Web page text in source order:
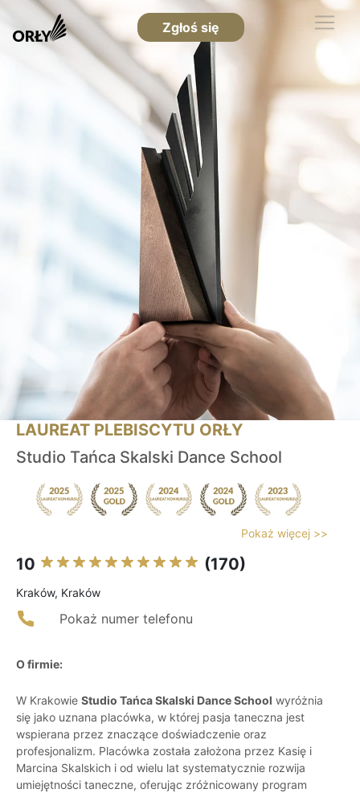
Zgłoś się
LAUREAT PLEBISCYTU ORŁY
Studio Tańca Skalski Dance School
Pokaż więcej >>
10 (170)
Kraków, Kraków
Pokaż numer telefonu
O firmie:
W Krakowie Studio Tańca Skalski Dance School wyróżnia
się jako uznana placówka, w której pasja taneczna jest
wspierana przez znaczące doświadczenie oraz
profesjonalizm. Placówka została założona przez Kasię i
Marcina Skalskich i od wielu lat systematycznie rozwija
umiejętności taneczne, oferując zróżnicowany program